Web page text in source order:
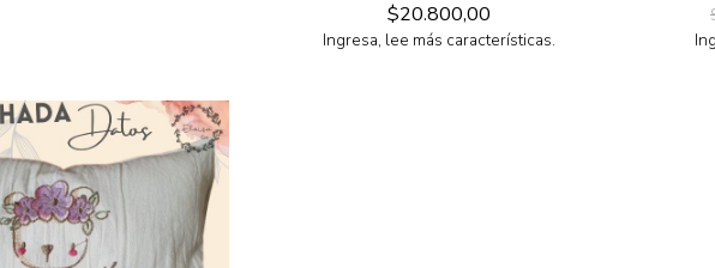
$20.800,00
Ingresa, lee más características.